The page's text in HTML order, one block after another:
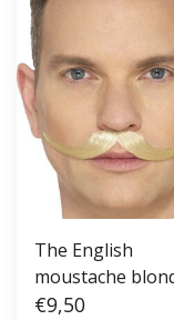
The English
moustache
snor
€9,50